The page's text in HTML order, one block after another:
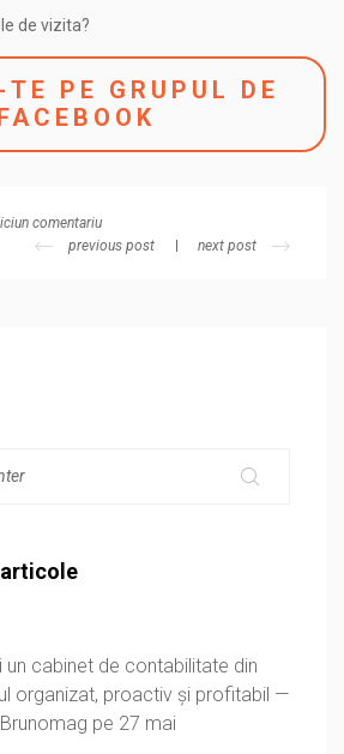
de vizita?
PE GRUPUL DE
comentariu
previous post
next post
un cabinet de contabilitate din
organizat, proactiv și profitabil —
pe 27 mai